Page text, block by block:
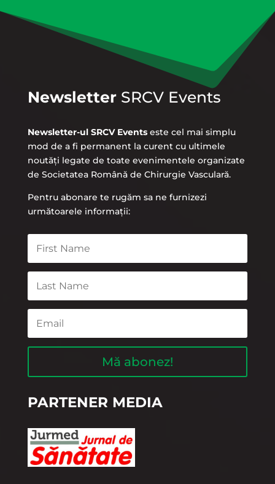
NewsletterSRCV Events
Newsletter-ul SRCV Eventseste cel mai simplu
mod de a fi permanent la curent cu ultimele
noutăți legate de toate evenimentele organizate
de Societatea Română de Chirurgie Vasculară.
Pentru abonare te rugăm sa ne furnizezi
următoarele informații:
Mă abonez!
PARTENER MEDIA